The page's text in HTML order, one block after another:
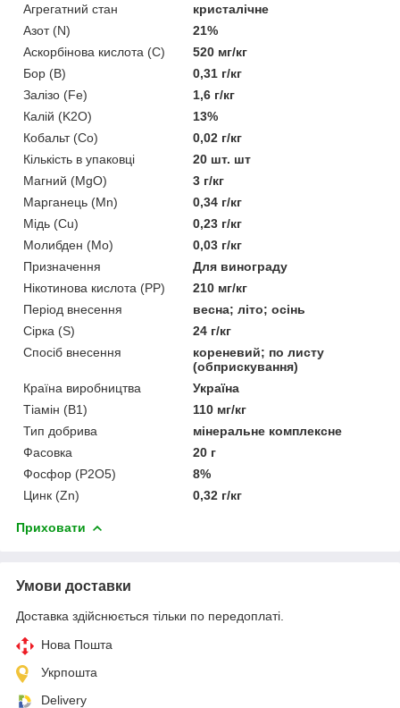
Агрегатний стан
кристалічне
Азот (N)
21%
Аскорбінова кислота (С)
520 мг/кг
Бор (В)
0,31 г/кг
Залізо (Fe)
1,6 г/кг
Калій (K2O)
13%
Кобальт (Со)
0,02 г/кг
Кількість в упаковці
20 шт. шт
Магний (MgO)
3 г/кг
Марганець (Mn)
0,34 г/кг
Мідь (Cu)
0,23 г/кг
Молибден (Mo)
0,03 г/кг
Призначення
Для винограду
Нікотинова кислота (РР)
210 мг/кг
Період внесення
весна; літо; осінь
Сірка (S)
24 г/кг
Спосіб внесення
кореневий; по листу
(обприскування)
Країна виробництва
Україна
Тіамін (В1)
110 мг/кг
Тип добрива
мінеральне комплексне
Фасовка
20 г
Фосфор (P2O5)
8%
Цинк (Zn)
0,32 г/кг
Приховати
Умови доставки
Доставка здійснюється тільки по передоплаті.
Нова Пошта
Укрпошта
Delivery